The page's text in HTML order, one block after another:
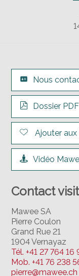
Nous
Dossier PDF
Ajouter
Vidéo
Contact
Mawee SA
Pierre Coulon
Grand Rue 21
1904 Vernayaz
Tél.+41 27 764 16
Mob.+41 76 238
pierre@mawee.ch